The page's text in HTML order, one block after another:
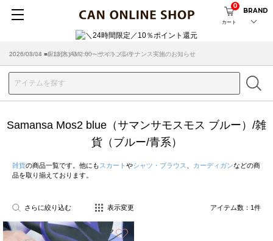
カート
0
BRAND
2026/08/04 ■8/13(木)AM2:00～サイトメンテナンス実施のお知らせ
2026/03/18 ■店舗受け取りサービスのご案内
Samansa Mos2 blue（サマンサモスモス ブルー）/雑
貨（ブルー/青系）
雑貨の商品一覧です。他にも スカート やシャツ・ブラウス カーディガンなどの商
品を取り揃えております。
さらに絞り込む 表示変更 アイテム数： 1件